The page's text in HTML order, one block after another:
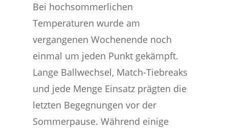
Bei hochsommerlichen
Temperaturen wurde am
vergangenen Wochenende noch
einmal um jeden Punkt gekämpft.
Lange Ballwechsel, Match-Tiebreaks
und jede Menge Einsatz prägten die
letzten Begegnungen vor der
Sommerpause. Während einige